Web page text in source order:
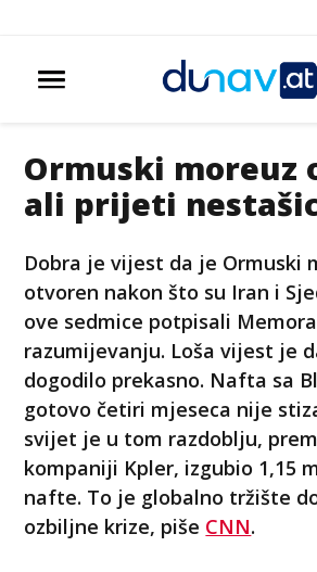
Ormuski moreuz
ali prijeti
Dobra je vijest da je Ormuski
otvoren nakon što su Iran i
ove sedmice potpisali
razumijevanju. Loša vijest je
dogodilo prekasno. Nafta sa
gotovo četiri mjeseca nije
svijet je u tom razdoblju,
kompaniji Kpler, izgubio 1,15
nafte. To je globalno tržište
ozbiljne krize, piše CNN.